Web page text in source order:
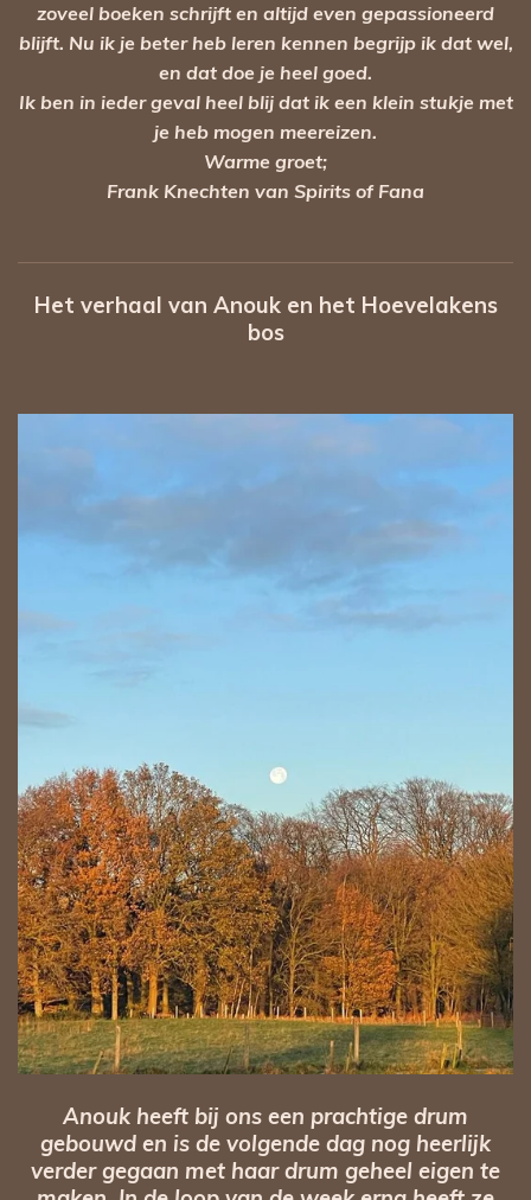
zoveel boeken schrijft en altijd even gepassioneerd
blijft. Nu ik je beter heb leren kennen begrijp ik dat wel,
en dat doe je heel goed.
Ik ben in ieder geval heel blij dat ik een klein stukje met
je heb mogen meereizen.
Warme groet;
Frank Knechten van Spirits of Fana
Het verhaal van Anouk en het Hoevelakens
bos
Anouk heeft bij ons een prachtige drum
gebouwd en is de volgende dag nog heerlijk
verder gegaan met haar drum geheel eigen te